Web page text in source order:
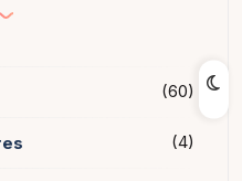
(60)
(4)